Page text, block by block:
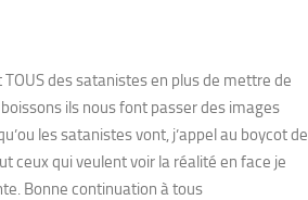
des satanistes en plus de mettre de
ils nous font passer des images
les satanistes vont, j’appel au boycot de
ceux qui veulent voir la réalité en face je
Bonne continuation à tous